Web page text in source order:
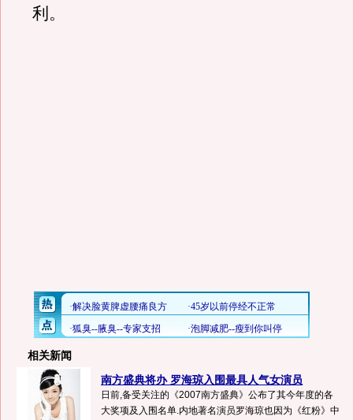
利。
相关新闻
南方盛典将办 罗海琼入围最具人气女演员
日前,备受关注的《2007南方盛典》公布了其今年度的各
大奖项及入围名单.内地著名演员罗海琼也因为《红粉》中